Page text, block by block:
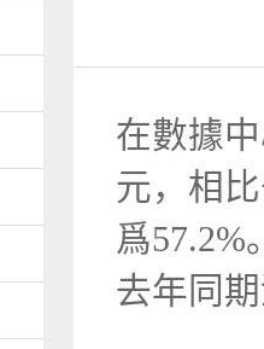
在數據
元，相
爲
去年同